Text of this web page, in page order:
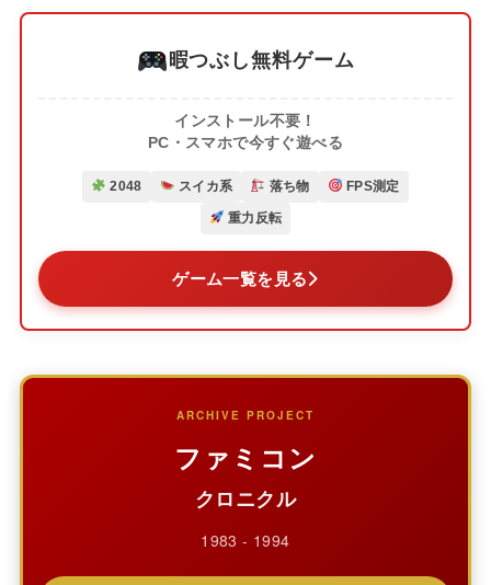
暇つぶし無料ゲーム
インストール不要！
PC・スマホで今すぐ遊べる
2048 スイカ系 落ち物 FPS測定
重力反転
ゲーム一覧を見る
ARCHIVE PROJECT
ファミコン
クロニクル
1983 - 1994